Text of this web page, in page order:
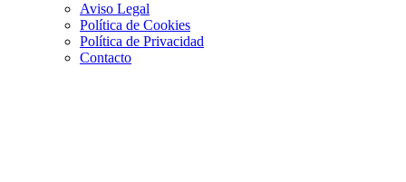
Aviso Legal
Política de Cookies
Política de Privacidad
Contacto